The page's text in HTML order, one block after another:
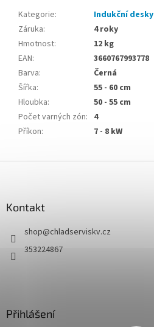
Kategorie:
Indukční desky
Záruka:
4 roky
Hmotnost:
12 kg
EAN:
3660767993778
Barva:
Černá
Šířka:
55 - 60 cm
Hloubka:
50 - 55 cm
Počet varných zón: 4
Příkon: 7 - 8 kW
Kontakt
shop@chladserviskv.cz
353224867
Přihlášení